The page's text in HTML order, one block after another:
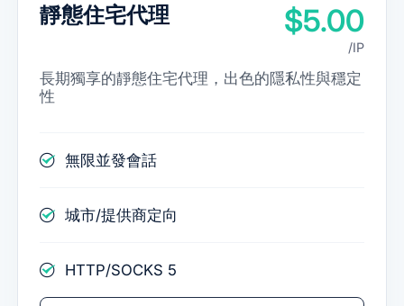
靜態住宅代理 $5.00
/IP
長期獨享的靜態住宅代理，出色的隱私性與穩定
性
無限並發會話
城市/提供商定向
HTTP/SOCKS 5